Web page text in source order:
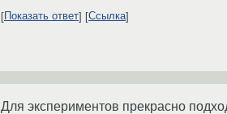
Показать ответ Ссылка
Для экспериментов прекрасно